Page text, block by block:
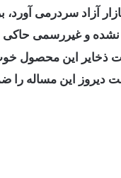
آزاد سردرمی آورد،
نشده و غیررسمی حاکی
ذخایر این محصول
این مساله را